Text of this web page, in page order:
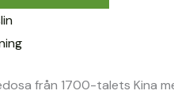
från 1700-talets Kina